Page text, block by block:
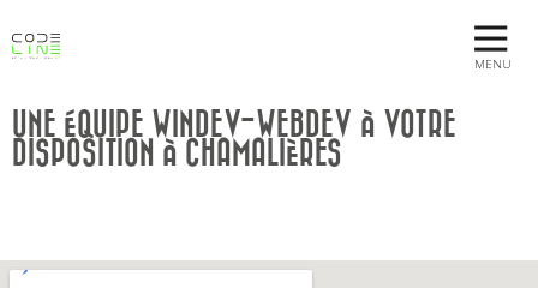
MENU
UNE ÉQUIPE WINDEV-WEBDEV À VOTRE
DISPOSITION À CHAMALIÈRES